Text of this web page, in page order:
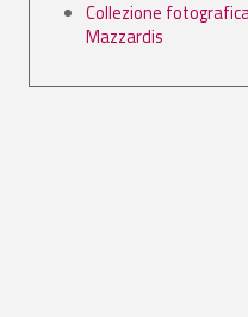
Collezione
Mazzardis